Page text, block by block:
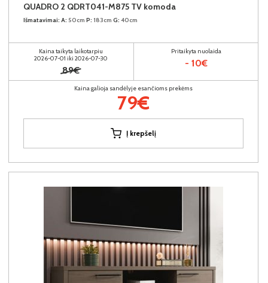
QUADRO 2 QDRT041-M875 TV komoda
Išmatavimai: A: 50cm P: 183cm G: 40cm
Kaina taikyta laikotarpiu
2026-07-01 iki 2026-07-30
89€
Pritaikyta nuolaida
- 10€
Kaina galioja sandėlyje esančioms prekėms
79€
Į krepšelį